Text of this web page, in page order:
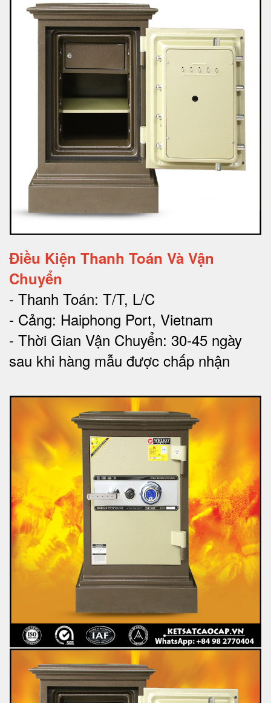
Điều Kiện Thanh Toán Và Vận
Chuyển
- Thanh Toán: T/T, L/C
- Cảng: Haiphong Port, Vietnam
- Thời Gian Vận Chuyển: 30-45 ngày
sau khi hàng mẫu được chấp nhận